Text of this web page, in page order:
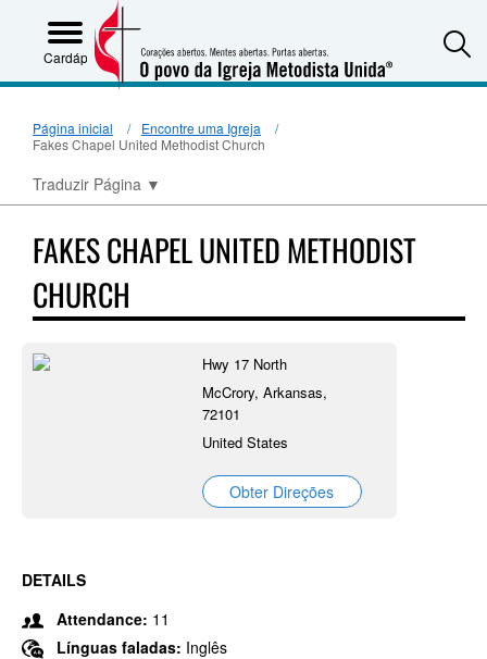
Cardápio
Página inicial
Encontre uma Igreja
Fakes Chapel United Methodist Church
Traduzir Página ▼
FAKES CHAPEL UNITED METHODIST
CHURCH
Hwy 17 North
McCrory, Arkansas,
72101
United States
Obter Direções
DETAILS
Attendance: 11
Línguas faladas: Inglês